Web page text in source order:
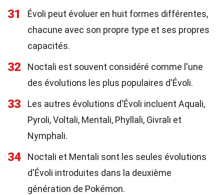
31
Évoli peut évoluer en huit formes différentes,
chacune avec son propre type et ses propres
capacités.
32
Noctali est souvent considéré comme l'une
des évolutions les plus populaires d'Évoli.
33
Les autres évolutions d'Évoli incluent Aquali,
Pyroli, Voltali, Mentali, Phyllali, Givrali et
Nymphali.
34
Noctali et Mentali sont les seules évolutions
d'Évoli introduites dans la deuxième
génération de Pokémon.